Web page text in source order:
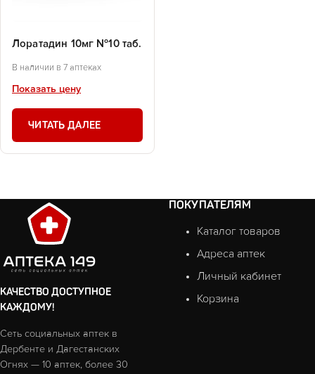
Лоратадин 10мг №10 таб.
В наличии в 7 аптеках
Показать цену
ЧИТАТЬ ДАЛЕЕ
КАЧЕСТВО ДОСТУПНОЕ
КАЖДОМУ!
Сеть социальных аптек в
Дербенте и Дагестанских
Огнях — 10 аптек, более 30
ПОКУПАТЕЛЯМ
Каталог товаров
Адреса аптек
Личный кабинет
Корзина